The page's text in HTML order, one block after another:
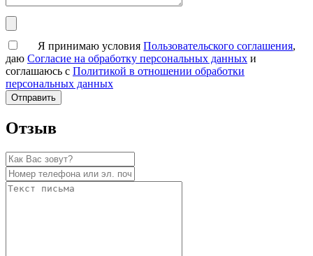
Я принимаю условияПользовательского соглашения,
даю Согласие на обработку персональных данных и
соглашаюсь с Политикой в отношении обработки
персональных данных
Отзыв